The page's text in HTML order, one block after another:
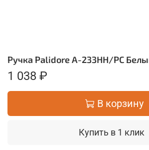
Ручка Palidore А-233НН/РС
1 038 ₽
В корзину
Купить в 1 клик